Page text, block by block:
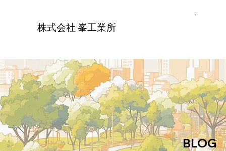
株式会社 峯工業所
​BLOG